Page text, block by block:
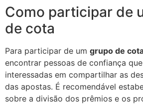
Como participar de
de cota
Para participar de um grupo de
encontrar pessoas de confiança
interessadas em compartilhar as
das apostas. É recomendável
sobre a divisão dos prêmios e os